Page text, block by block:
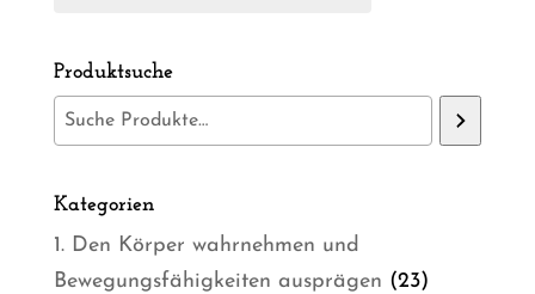
Produktsuche
Kategorien
1. Den Körper wahrnehmen und
Bewegungsfähigkeiten ausprägen
2323